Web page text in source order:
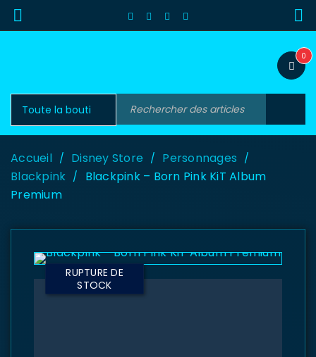
0
Accueil / Disney Store / Personnages /
Blackpink /
Blackpink – Born Pink KiT Album
Premium
RUPTURE DE
STOCK